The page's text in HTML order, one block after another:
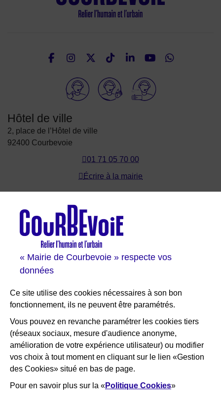
« Mairie de Courbevoie » respecte vos
données
Ce site utilise des cookies nécessaires à son bon
fonctionnement, ils ne peuvent être paramétrés.
Vous pouvez en revanche paramétrer les cookies tiers
(réseaux sociaux, mesure d'audience anonyme,
amélioration de votre expérience utilisateur) ou modifier
vos choix à tout moment en cliquant sur le lien «Gestion
des Cookies» situé en bas de page.
Pour en savoir plus sur la «Politique Cookies»
Nous suivre
FacebookInstagramTwitterTikTokLinkedIn
Elioz
Hôtel de ville
2, place de l’Hôtel de ville
92400 Courbevoie
01 71 05 70 00
Écrire à la mairie
Les sites de Courbevoie
Courbevoie espace famille
Val Courbevoie
Sortir à Courbevoie
Solutions entreprises
Portail des bibliothèques
Je participe Courbevoie
RESTEZ INFORMÉ
Newsletter
Bienvenue ! Nous sommes là pour